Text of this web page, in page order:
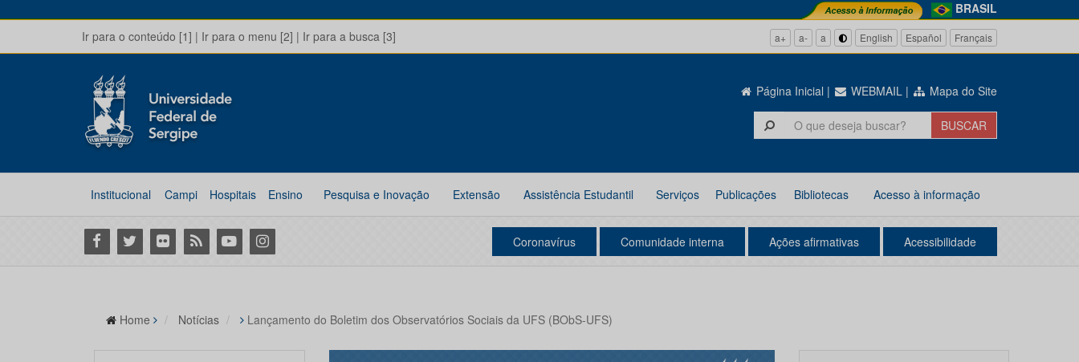
BRASIL
Ir para o conteúdo [1] | Ir para o menu [2] | Ir para a busca [3] a+ a- a English Español Français
Página Inicial | WEBMAIL | Mapa do Site
Institucional Campi Hospitais Ensino Pesquisa e Inovação Extensão Assistência Estudantil Serviços Publicações Bibliotecas Acesso à informação
Facebook
Twitter Flickr RSS YoutubeInstagram Coronavírus Comunidade interna Ações afirmativas Acessibilidade
Home Notícias Lançamento do Boletim dos Observatórios Sociais da UFS (BObS-UFS)